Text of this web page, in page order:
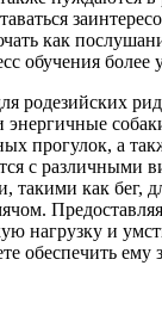
как
обучения более
родезийских
прогулок, а
с различными
такими как бег,
нагрузку и
обеспечить ему